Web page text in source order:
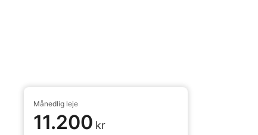
Månedlig leje
11.200 kr